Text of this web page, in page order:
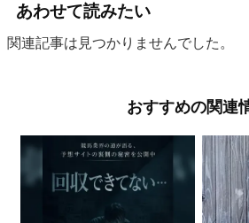
あわせて読みたい
関連記事は見つかりませんでした。
おすすめの関連